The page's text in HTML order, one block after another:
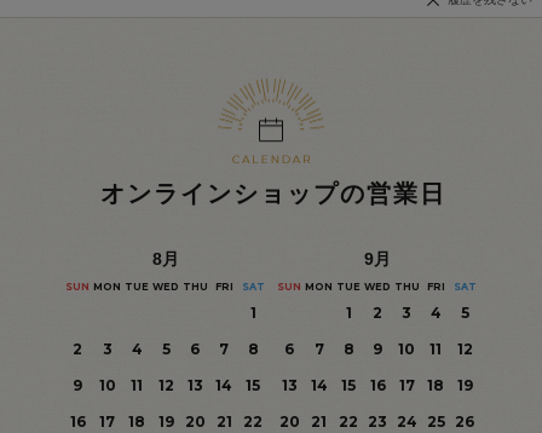
オンラインショップの営業日
8月
SUN MON TUE WED THU FRI SAT
1
2
3 4 5 6 7
8
9
10 11 12 13 14
15
16
17 18 19 20 21
22
9月
SUN MON TUE WED THU FRI SAT
1 2 3 4
5
6
7 8 9 10 11
12
13
14 15 16 17 18
19
20
21 22 23 24 25
26